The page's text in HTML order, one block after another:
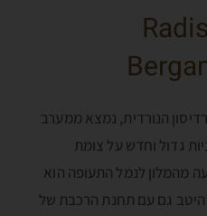
הנורדית, נמצא ממערב
גדול וחדש על צומת
מהמלון לנמל התעופה הוא
היטב גם עם תחנת הרכבת של